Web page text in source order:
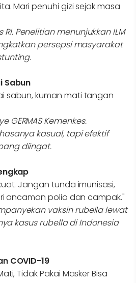
Mari penuhi gizi sejak masa
Penelitian menunjukkan ILM
persepsi masyarakat
Sabun
sabun, kuman mati tangan
GERMAS Kemenkes.
kasual, tapi efektif
diingat.
Jangan tunda imunisasi,
ancaman polio dan campak."
vaksin rubella lewat
kasus rubella di Indonesia
COVID-19
Tidak Pakai Masker Bisa